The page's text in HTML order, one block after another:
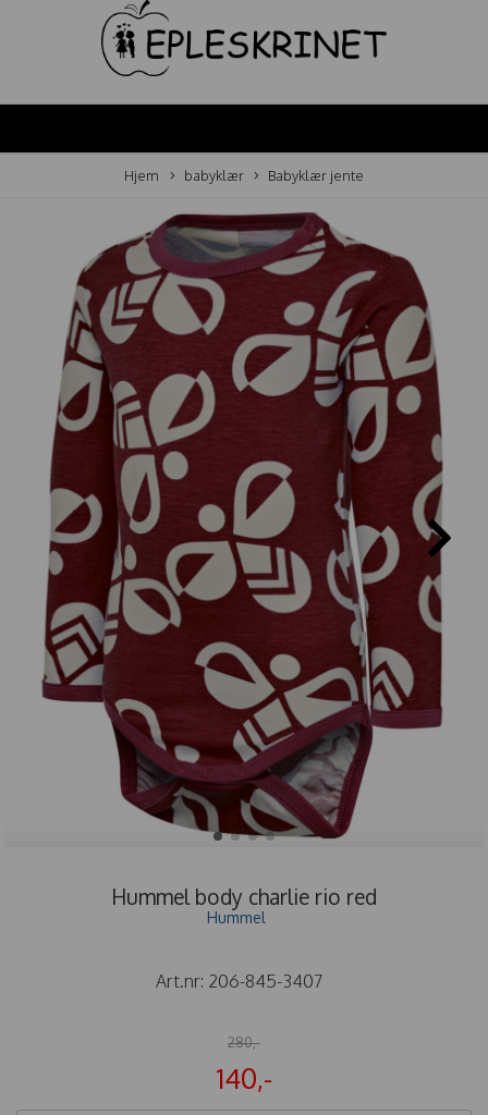
Hjem babyklær Babyklær jente
Hummel body charlie rio red
Hummel
Art.nr: 206-845-3407
280,-
140,-